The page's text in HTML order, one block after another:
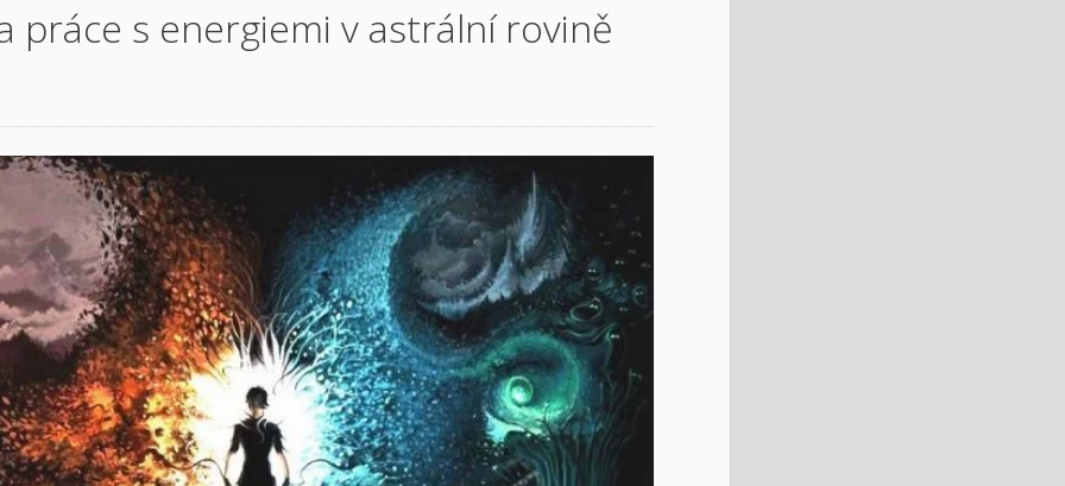
práce s energiemi v astrální rovině